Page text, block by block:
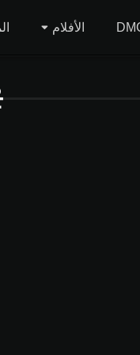
الأفلام